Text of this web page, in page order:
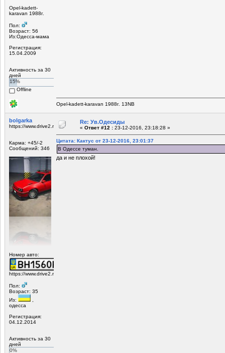
Opel-kadett-
karavan 1988г.
Пол:
Возраст: 56
Из:Одесса-мама
Регистрация:
15.04.2009
Активность за 30
дней
15%
Offline
Opel-kadett-karavan 1988г. 13NB
bolgarka
https://www.drive2.ru/r/opel/1155752/
Карма: +45/-2
Сообщений: 346
Номер авто:
https://www.drive2.ru/r/opel/1155752/
Пол:
Возраст: 35
Из:
,
одесса
Регистрация:
04.12.2014
Активность за 30
дней
0%
Re: Ув.Одесиды
« Ответ #12 : 23-12-2016, 23:18:28 »
Цитата: Кактус от 23-12-2016, 23:01:37
В Одессе туман.
да и не плохой!